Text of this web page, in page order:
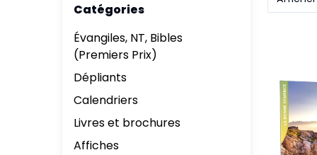
Nouveaux Testaments
Évangiles
Autres extraits
+ de 15 ans
Catégories
Évangiles, NT, Bibles
(Premiers Prix)
Dépliants
Calendriers
Livres et brochures
Affiches